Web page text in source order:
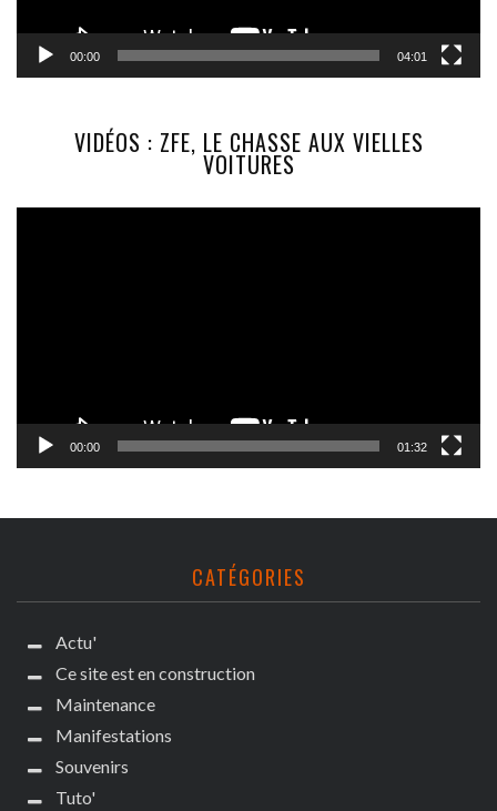
00:00 04:01
VIDÉOS : ZFE, LE CHASSE AUX VIELLES
VOITURES
00:00 01:32
CATÉGORIES
Actu'
Ce site est en construction
Maintenance
Manifestations
Souvenirs
Tuto'